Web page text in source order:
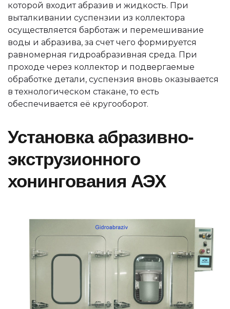
которой входит абразив и жидкость. При
выталкивании суспензии из коллектора
осуществляется барботаж и перемешивание
воды и абразива, за счет чего формируется
равномерная гидроабразивная среда. При
проходе через коллектор и подвергаемые
обработке детали, суспензия вновь оказывается
в технологическом стакане, то есть
обеспечивается её кругооборот.
Установка абразивно-
экструзионного
хонингования АЭХ